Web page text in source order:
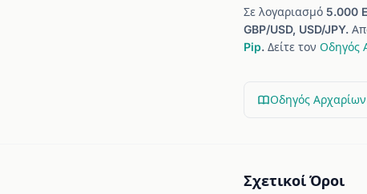
Σε λογαριασμό 5.000
GBP/USD, USD/JPY.
Pip. Δείτε τον Οδηγός
Οδηγός Αρχαρίων
Σχετικοί Όροι